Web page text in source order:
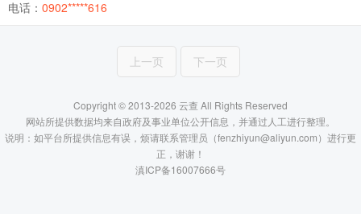
电话： 0902*****616
上一页 下一页
Copyright © 2013-2026 云查 All Rights Reserved
网站所提供数据均来自政府及事业单位公开信息，并通过人工进行整理。
说明：如平台所提供信息有误，烦请联系管理员（fenzhiyun@aliyun.com）进行更
正，谢谢！
滇ICP备16007666号